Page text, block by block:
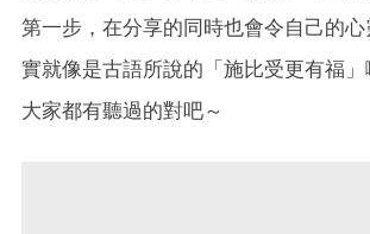
第一步，在分享的同時也會令自己的
實就像是古語所說的「施比受更有福
大家都有聽過的對吧～